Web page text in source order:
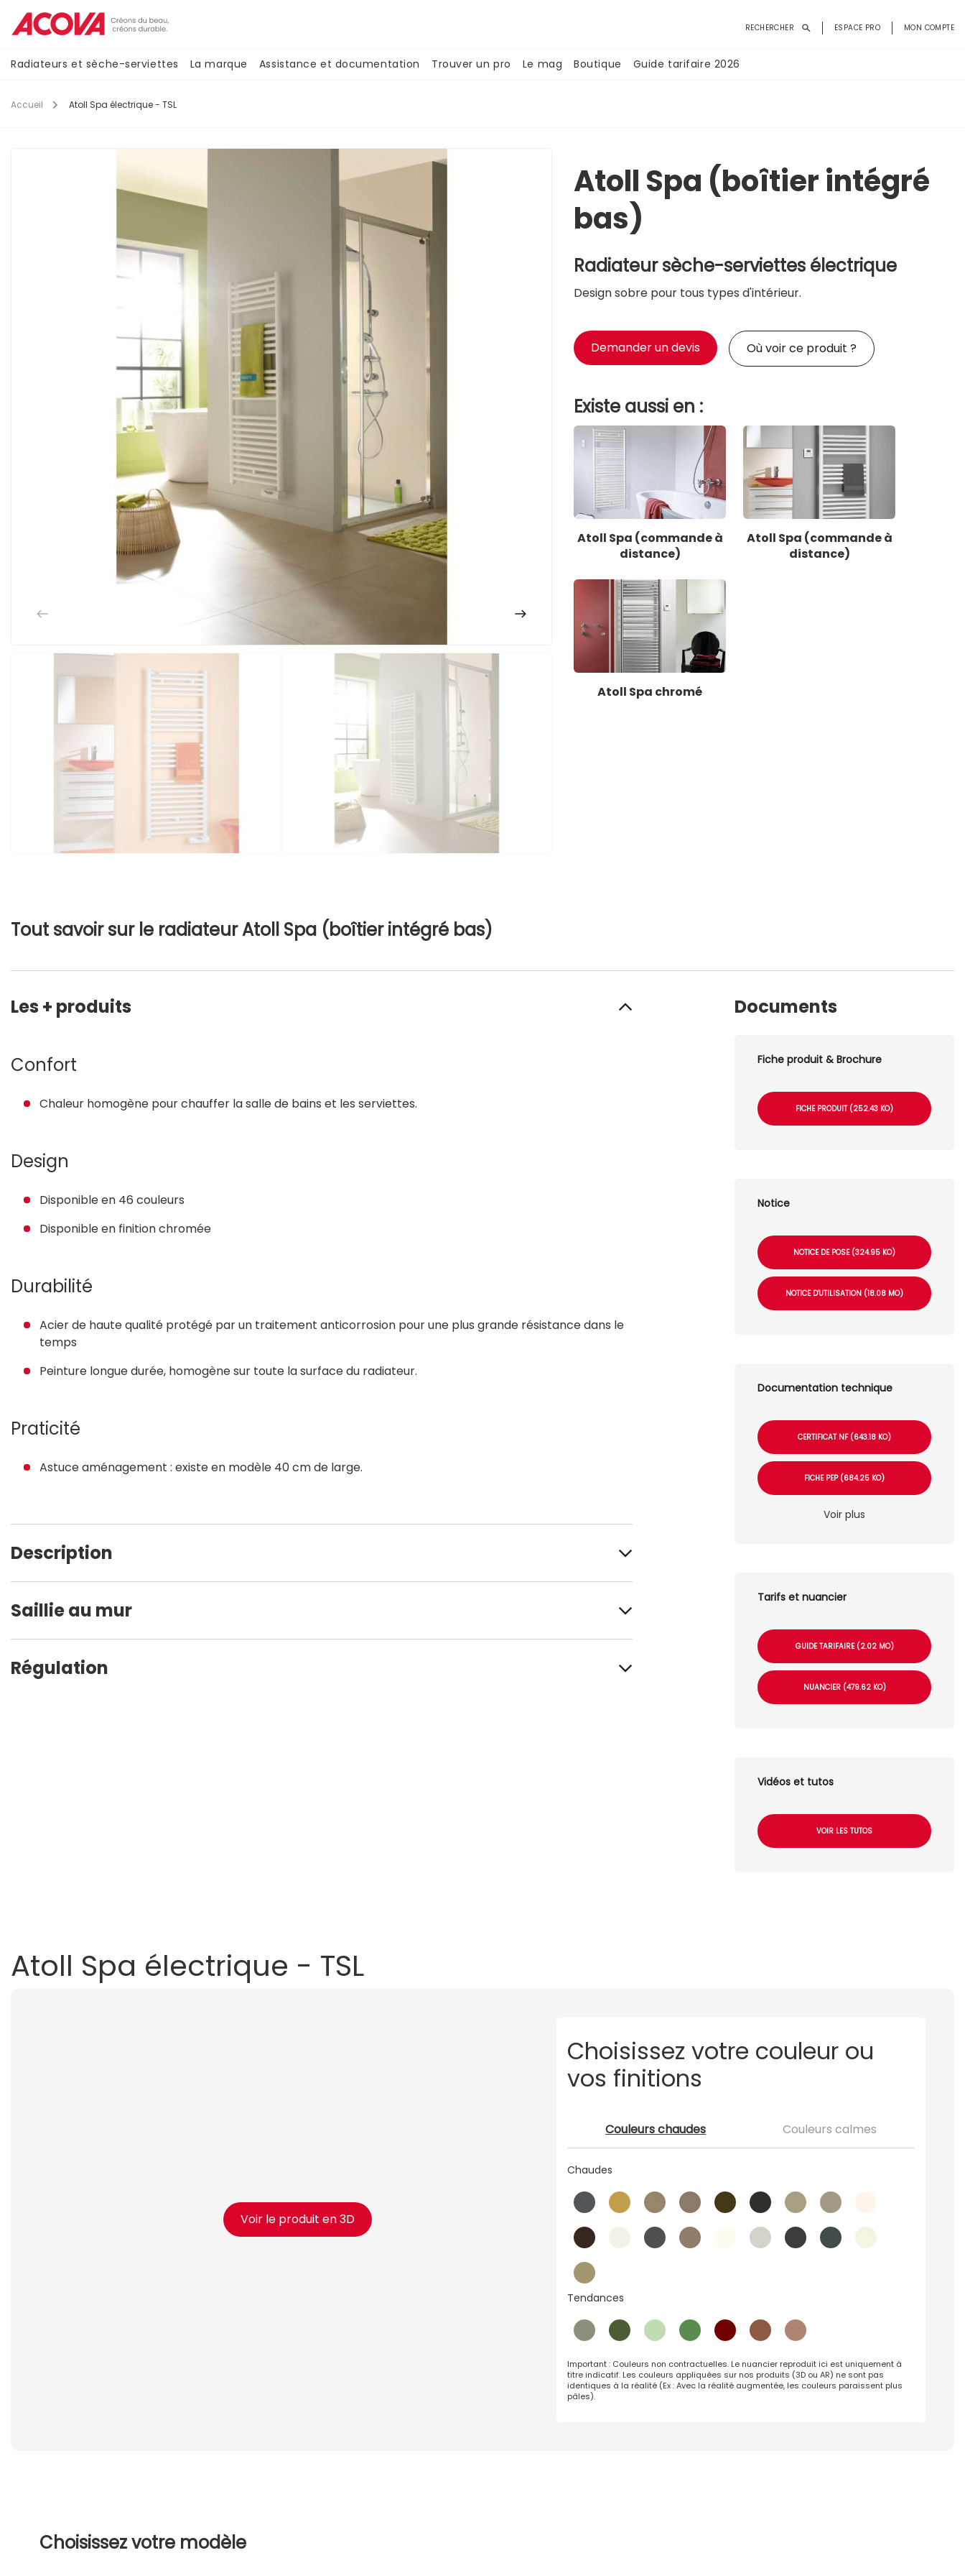
contenu
Menu
RECHERCHER ESPACE PRO MON COMPTE
principale
Radiateurs et sèche-serviettes La marque Assistance et documentation Trouver un pro Le mag Boutique Guide tarifaire 2026
Accueil Atoll Spa électrique - TSL
Atoll Spa (boîtier intégré
bas)
Radiateur sèche-serviettes électrique
Design sobre pour tous types d'intérieur.
Demander un devis Où voir ce produit ?
Existe aussi en :
Atoll Spa (commande à
distance)
Atoll Spa (commande à
distance)
Atoll Spa chromé
Tout savoir sur le radiateur Atoll Spa (boîtier intégré bas)
Les + produits
Confort
Chaleur homogène pour chauffer la salle de bains et les serviettes.
Design
Disponible en 46 couleurs
Disponible en finition chromée
Durabilité
Acier de haute qualité protégé par un traitement anticorrosion pour une plus grande résistance dans le
temps
Peinture longue durée, homogène sur toute la surface du radiateur.
Praticité
Astuce aménagement : existe en modèle 40 cm de large.
Description
Saillie au mur
Régulation
Documents
Fiche produit & Brochure
FICHE PRODUIT (252.43 KO)
Notice
NOTICE DE POSE (324.95 KO)
NOTICE D'UTILISATION (18.08 MO)
Documentation technique
CERTIFICAT NF (643.18 KO)
FICHE PEP (684.25 KO)
Voir plus
Tarifs et nuancier
GUIDE TARIFAIRE (2.02 MO)
NUANCIER (479.62 KO)
Vidéos et tutos
VOIR LES TUTOS
Atoll Spa électrique - TSL
Voir le produit en 3D
Choisissez votre couleur ou
vos finitions
Couleurs chaudes Couleurs calmes
Chaudes
Tendances
Important : Couleurs non contractuelles. Le nuancier reproduit ici est uniquement à
titre indicatif. Les couleurs appliquées sur nos produits (3D ou AR) ne sont pas
identiques à la réalité (Ex : Avec la réalité augmentée, les couleurs paraissent plus
pâles).
Choisissez votre modèle